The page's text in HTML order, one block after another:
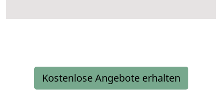
Kostenlose Angebote erhalten